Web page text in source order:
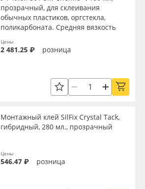
прозрачный, для склеивания
обычных пластиков, оргстекла,
поликарбоната. Средняя вязкость
Цены
2 481.25 ₽ розница
Монтажный клей SilFix Crystal Tack,
гибридный, 280 мл., прозрачный
Цены
546.47 ₽ розница